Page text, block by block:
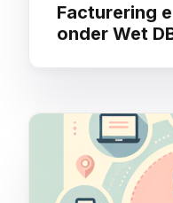
Facturering
onder Wet